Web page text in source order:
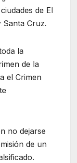
de El
Santa Cruz.
la
de la
el Crimen
no dejarse
de un